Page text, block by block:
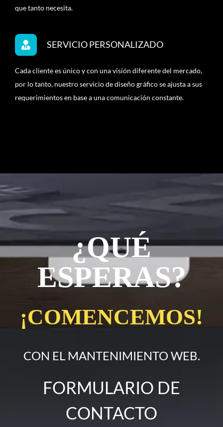
que tanto necesita.
SERVICIO PERSONALIZADO
Cada cliente es único y con una visión diferente del mercado,
por lo tanto, nuestro servicio de diseño gráfico se ajusta a sus
requerimientos en base a una comunicación constante.
¿QUÉ
ESPERAS?
¡COMENCEMOS!
CON EL MANTENIMIENTO WEB.
FORMULARIO DE
CONTACTO